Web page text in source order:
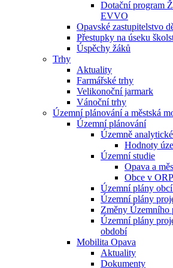
Dotační program
EVVO
Opavské zastupitelstvo
Přestupky na úseku
Úspěchy žáků
Trhy
Aktuality
Farmářské trhy
Velikonoční jarmark
Vánoční trhy
Územní plánování a městská
Územní plánování
Územně
Hodnoty
Územní studie
Opava a
Obce v
Územní plány
Územní plány
Změny Územního
Územní plány
období
Mobilita Opava
Aktuality
Dokumenty